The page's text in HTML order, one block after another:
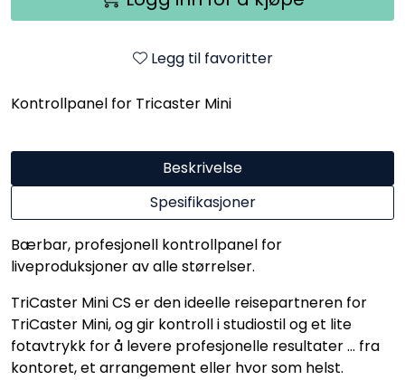
Legg til favoritter
Kontrollpanel for Tricaster Mini
Beskrivelse
Spesifikasjoner
Bærbar, profesjonell kontrollpanel for
liveproduksjoner av alle størrelser.
TriCaster Mini CS er den ideelle reisepartneren for
TriCaster Mini, og gir kontroll i studiostil og et lite
fotavtrykk for å levere profesjonelle resultater ... fra
kontoret, et arrangement eller hvor som helst.